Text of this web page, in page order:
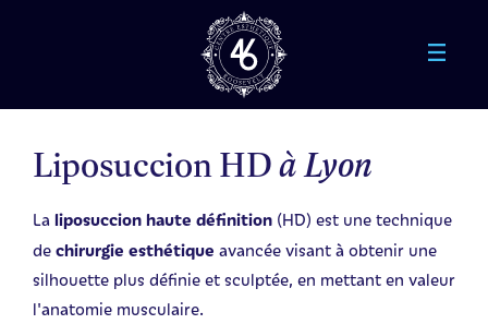
Aller au contenu principal
Liposuccion HDà Lyon
La liposuccion haute définition (HD) est une technique
de chirurgie esthétique avancée visant à obtenir une
silhouette plus définie et sculptée, en mettant en valeur
l'anatomie musculaire.